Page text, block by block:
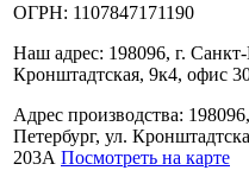
ОГРН: 1107847171190
Наш адрес: 198096, г. Санкт-
Кронштадтская, 9к4, офис
Адрес производства:
Петербург, ул.
203А Посмотреть на карте